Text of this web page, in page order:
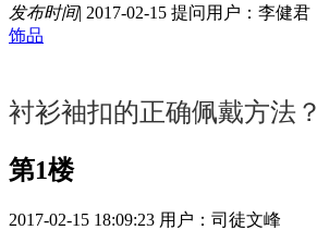
发布时间| 2017-02-15 提问用户：李健君
饰品
衬衫袖扣的正确佩戴方法？
第1楼
2017-02-15 18:09:23 用户：司徒文峰